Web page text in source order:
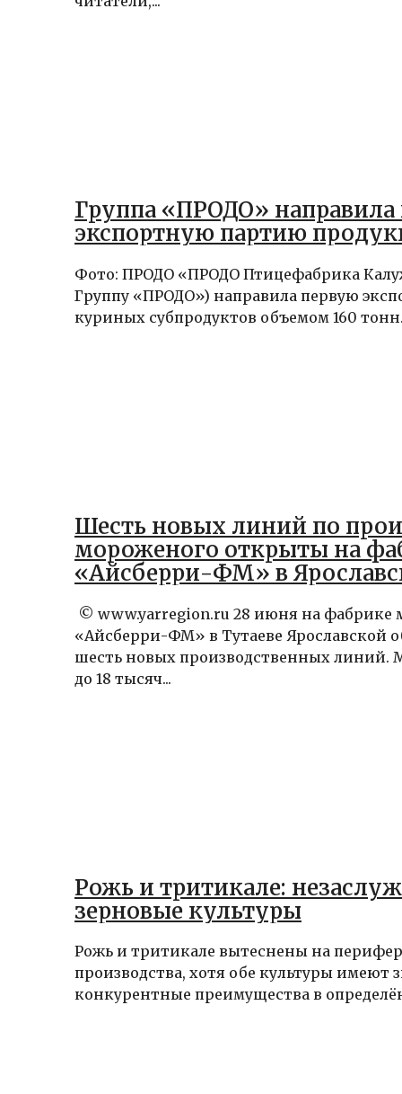
Группа «ПРОДО»
экспортную партию
Фото: ПРОДО «ПРОДО Птицефабрика
Группу «ПРОДО») направила первую
куриных субпродуктов объемом 160
Шесть новых линий по
мороженого открыты на
«Айсберри-ФМ» в
© www.yarregion.ru 28 июня на фабрике
«Айсберри-ФМ» в Тутаеве Ярославской
шесть новых производственных
до 18 тысяч...
Рожь и тритикале:
зерновые культуры
Рожь и тритикале вытеснены на
производства, хотя обе культуры имеют
конкурентные преимущества в